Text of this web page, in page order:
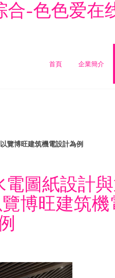
-色色爱在
首頁 企業簡介
覽博旺建筑機電設計為例
圖紙設計
博旺建筑機